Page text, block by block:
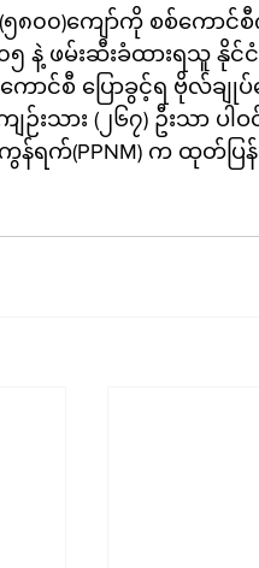
၅၈၀၀)ကျော်ကို စစ်ကောင်
နဲ့ ဖမ်းဆီးခံထားရသူ နိုင်ငံ
င်စီ ပြောခွင့်ရ ဗိုလ်ချုပ်ဇ
းသား (၂၆၇) ဦးသာ ပါ
ကွန်ရက်(PPNM) က ထုတ်ပြန်